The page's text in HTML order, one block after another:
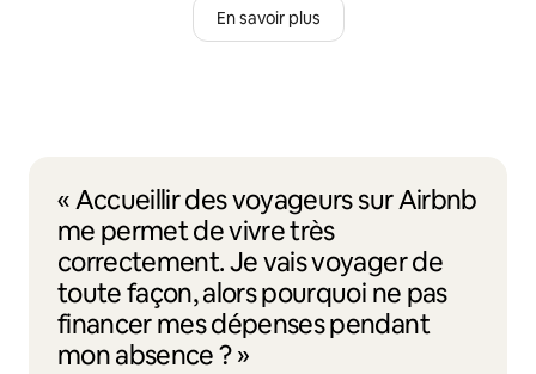
En savoir plus
« Accueillir des voyageurs sur Airbnb
me permet de vivre très
correctement. Je vais voyager de
toute façon, alors pourquoi ne pas
financer mes dépenses pendant
mon absence ? »